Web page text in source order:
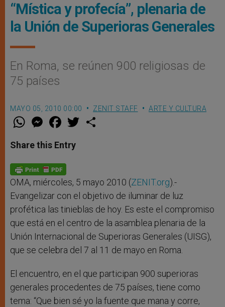
“Mística y profecía”, plenaria de
la Unión de Superioras Generales
En Roma, se reúnen 900 religiosas de
75 países
MAYO 05, 2010 00:00 ZENIT STAFF ARTE Y CULTURA
W
t
s
p
p
M
e
s
e
g
e
r
F
a
e
b
o
k
w
Share this Entry
OMA, miércoles, 5 mayo 2010 (ZENIT.org).-
Evangelizar con el objetivo de iluminar de luz
profética las tinieblas de hoy. Es este el compromiso
que está en el centro de la asamblea plenaria de la
Unión Internacional de Superioras Generales (UISG),
que se celebra del 7 al 11 de mayo en Roma.
El encuentro, en el que participan 900 superioras
generales procedentes de 75 países, tiene como
tema: “Que bien sé yo la fuente que mana y corre,